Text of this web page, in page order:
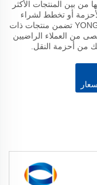
من بين المنتجات الأكثر
أو تخطط لشراء
كميات كبيرة من أحزمة النقل بالجملة، YONGHANG تضمن منتجات ذات
من العملاء الراضيين